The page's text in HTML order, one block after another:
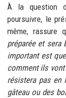
À la question
poursuivre, le
même, rassure
préparée et sera
important est
comment ils
résistera pas en
gâteau ou des